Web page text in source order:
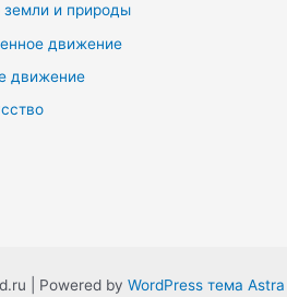
земли и природы
движение
движение
| Powered by WordPress тема Astra